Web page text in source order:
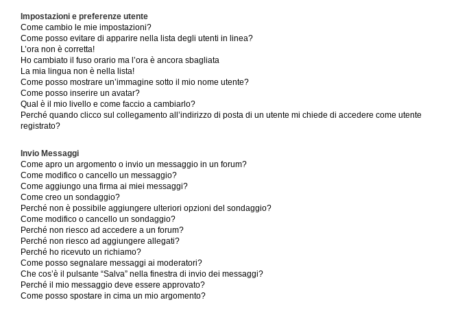
Impostazioni e preferenze utente
Come cambio le mie impostazioni?
Come posso evitare di apparire nella lista degli utenti in linea?
L’ora non è corretta!
Ho cambiato il fuso orario ma l’ora è ancora sbagliata
La mia lingua non è nella lista!
Come posso mostrare un’immagine sotto il mio nome utente?
Come posso inserire un avatar?
Qual è il mio livello e come faccio a cambiarlo?
Perché quando clicco sul collegamento all’indirizzo di posta di un utente mi chiede di accedere come utente
registrato?
Invio Messaggi
Come apro un argomento o invio un messaggio in un forum?
Come modifico o cancello un messaggio?
Come aggiungo una firma ai miei messaggi?
Come creo un sondaggio?
Perché non è possibile aggiungere ulteriori opzioni del sondaggio?
Come modifico o cancello un sondaggio?
Perché non riesco ad accedere a un forum?
Perché non riesco ad aggiungere allegati?
Perché ho ricevuto un richiamo?
Come posso segnalare messaggi ai moderatori?
Che cos’è il pulsante “Salva” nella finestra di invio dei messaggi?
Perché il mio messaggio deve essere approvato?
Come posso spostare in cima un mio argomento?